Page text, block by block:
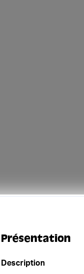
Présentation
Description